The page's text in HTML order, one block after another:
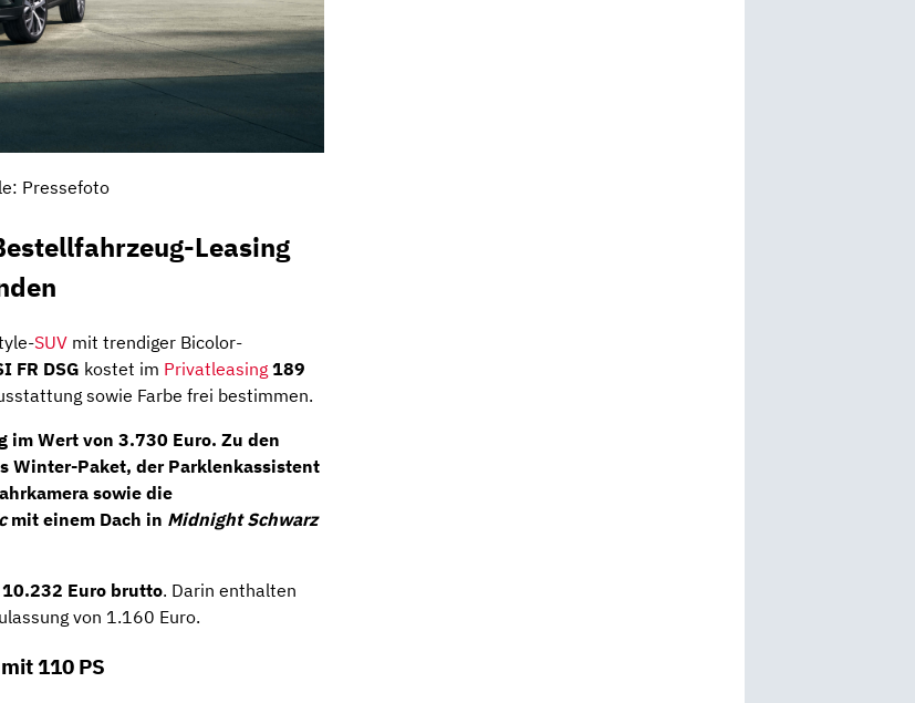
Pressefoto
Leasing
SUV mit trendiger Bicolor-
FR DSG kostet im Privatleasing 189
sowie Farbe frei bestimmen.
im Wert von 3.730 Euro. Zu den
Winter-Paket, der Parklenkassistent
sowie die
mit einem Dach in Midnight Schwarz
10.232 Euro brutto. Darin enthalten
von 1.160 Euro.
110 PS